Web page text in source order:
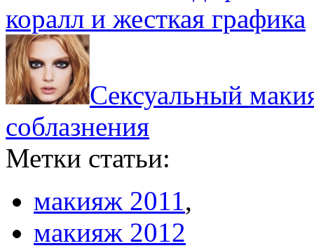
коралл и жесткая графика
Сексуальный
соблазнения
Метки статьи:
макияж 2011,
макияж 2012